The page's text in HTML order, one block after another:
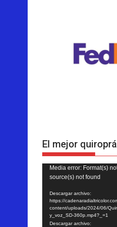
El mejor
Reproductor
de
vídeo
Media error: Format(s)
source(s) not found
Descargar archivo:
https://
content/uploads/2024/06/
y_voz_SD-360p.mp4?_=1
Descargar archivo: